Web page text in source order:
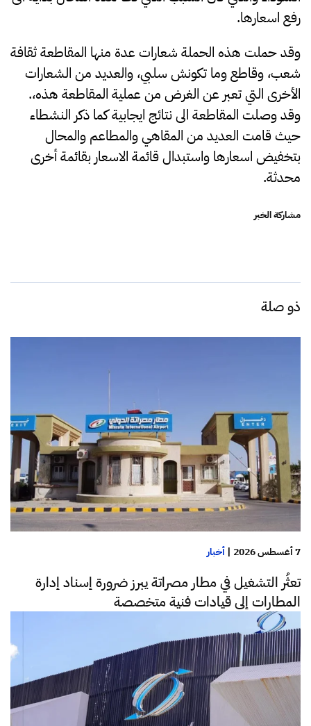
رفع اسعارها.
وقد حملت هذه الحملة شعارات عدة منها المقاطعة ثقافة
شعب، وقاطع وما تكونش سلبي، والعديد من الشعارات
الأخرى التي تعبر عن الغرض من عملية المقاطعة هذه،.
وقد وصلت المقاطعة الى نتائج ايجابية كما ذكر النشطاء
حيث قامت العديد من المقاهي والمطاعم والمحال
بتخفيض اسعارها واستبدال قائمة الاسعار بقائمة أخرى
محدثة.
مشاركة الخبر
ذو صلة
7 أغسطس 2026 | أخبار
تعثُر التشغيل في مطار مصراتة يبرز ضرورة إسناد إدارة
المطارات إلى قيادات فنية متخصصة